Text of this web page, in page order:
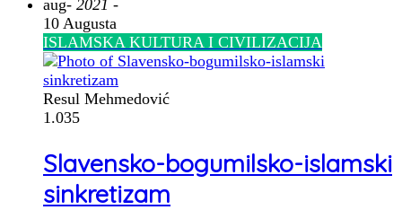
aug- 2021 -
10 Augusta
ISLAMSKA KULTURA I CIVILIZACIJA
Resul Mehmedović
1.035
Slavensko-bogumilsko-islamski
sinkretizam